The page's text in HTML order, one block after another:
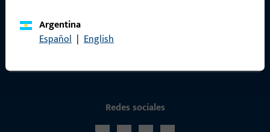
Argentina
Español | English
Redes sociales